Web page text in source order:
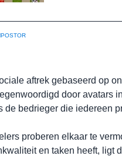
aftrek gebaseerd op
door avatars
de bedrieger die iedereen
proberen elkaar te
en taken heeft, ligt